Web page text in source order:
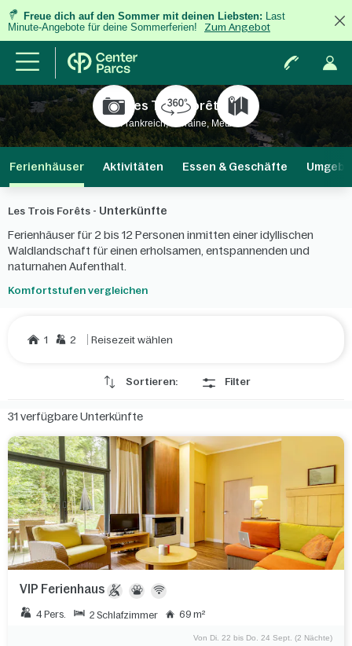
Freue dich auf den Sommer mit deinen Liebsten: Last
Minute-Angebote für deine Sommerferien!
Zum Angebot
Les Trois Forêts
Frankreich, Lorraine, Metz
Ferienhäuser Aktivitäten Essen & Geschäfte
Les Trois Forêts - Unterkünfte
Ferienhäuser für 2 bis 12 Personen inmitten einer idyllischen
Waldlandschaft für einen erholsamen, entspannenden und
naturnahen Aufenthalt.
Komfortstufen vergleichen
1 2 Reisezeit wählen
Sortieren: Filter
31 verfügbare Unterkünfte
VIP Ferienhaus
4 Pers. 2 Schlafzimmer 69 m²
Von Di. 22 bis Do. 24 Sept. (2 Nächte)